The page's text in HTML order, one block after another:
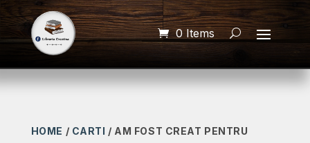
0 Items
HOME / CARTI / AM FOST CREAT PENTRU